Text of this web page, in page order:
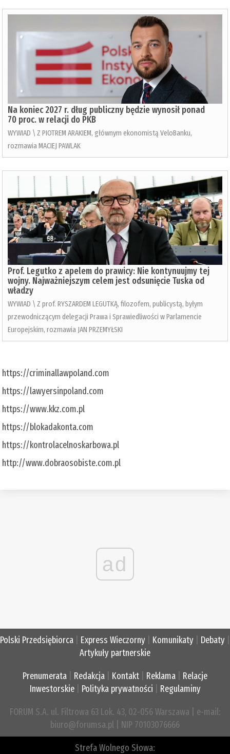
Na koniec 2027 r. dług publiczny będzie wynosił ponad
70 proc. w relacji do PKB
WYWIAD \ Z PIOTREM ARAKIEM, głównym ekonomistą VeloBanku,
rozmawia MACIEJ PAWLAK
Prof. Legutko z apelem do prawicy: Nie kontynuujmy tej
wojny. Najważniejszym celem jest odsunięcie Tuska od
władzy
WYWIAD \ Z prof. RYSZARDEM LEGUTKĄ, filozofem, publicystą, byłym
przewodniczącym delegacji Prawa i Sprawiedliwości w Parlamencie
Europejskim, rozmawia JAN PRZEMYŁSKI
https://criminallawpoland.com
https://lawyersinpoland.com
https://www.kkz.com.pl
https://blokadakonta.com
https://kontrolacelnoskarbowa.pl
http://www.dobraosobiste.com.pl
ad
Polski Przedsiębiorca Express Wieczorny Komunikaty Debaty
Artykuły partnerskie
Prenumerata Redakcja Kontakt Reklama
Relacje
Inwestorskie| Polityka prywatności Regulaminy
FORUM S.A. ul. Filtrowa 63 Lok. 43, 02-056 Warszawa | e-mail:
biuro@forumsa.pl | NIP 70103076666
Strefa Wolnego Słowa: